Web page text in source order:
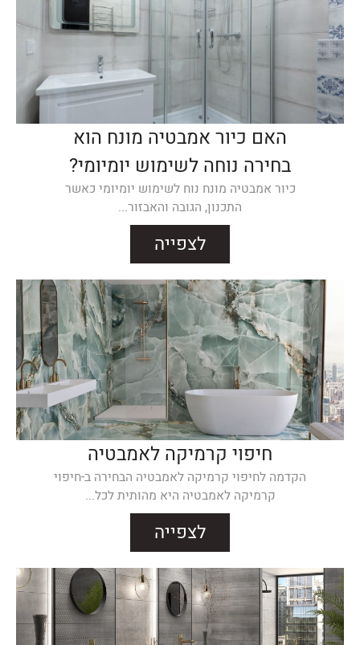
האם כיור אמבטיה מונח הוא
בחירה נוחה לשימוש יומיומי?
כיור אמבטיה מונח נוח לשימוש יומיומי כאשר
התכנון, הגובה והאבזור...
לצפייה
חיפוי קרמיקה לאמבטיה
הקדמה לחיפוי קרמיקה לאמבטיה הבחירה ב-חיפוי
קרמיקה לאמבטיה היא מהותית לכל...
לצפייה